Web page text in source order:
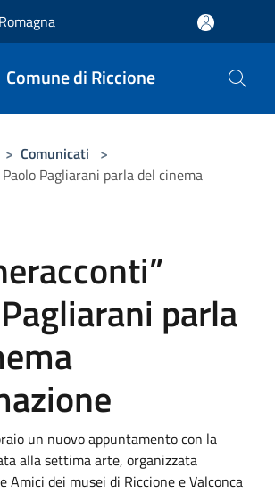
Comune di Riccione
> Comunicati >
Pagliarani parla del cinema
parla
un nuovo appuntamento con la
alla settima arte, organizzata
Amici dei musei di Riccione e Valconca